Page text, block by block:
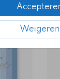
Weigeren
+ FOLIE